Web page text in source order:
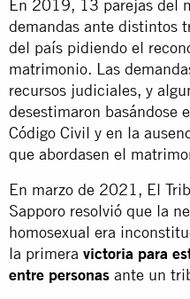
En 2019, 13 parejas del
demandas ante distintos
del país pidiendo el
matrimonio. Las
recursos judiciales, y
desestimaron basándose
Código Civil y en la
que abordasen el
En marzo de 2021, El
Sapporo resolvió que la
homosexual era
la primera victoria para
entre personas ante un